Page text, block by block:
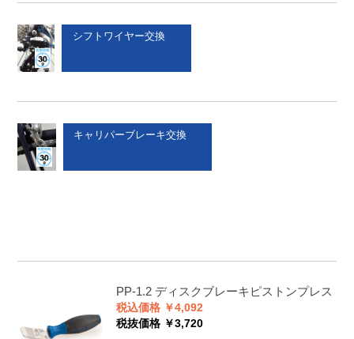
シフトワイヤー交換
キャリパーブレーキ交換
PP-1.2 ディスクブレーキピストンプレス
税込価格 ￥4,092
税抜価格 ￥3,720